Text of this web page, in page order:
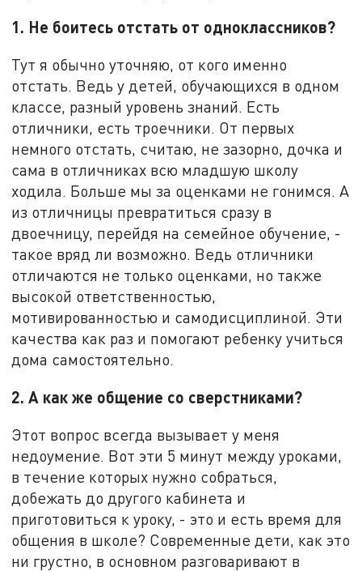
1. Не боитесь отстать от одноклассников?
Тут я обычно уточняю, от кого именно
отстать. Ведь у детей, обучающихся в одном
классе, разный уровень знаний. Есть
отличники, есть троечники. От первых
немного отстать, считаю, не зазорно, дочка и
сама в отличниках всю младшую школу
ходила. Больше мы за оценками не гонимся. А
из отличницы превратиться сразу в
двоечницу, перейдя на семейное обучение, -
такое вряд ли возможно. Ведь отличники
отличаются не только оценками, но также
высокой ответственностью,
мотивированностью и самодисциплиной. Эти
качества как раз и помогают ребенку учиться
дома самостоятельно.
2. А как же общение со сверстниками?
Этот вопрос всегда вызывает у меня
недоумение. Вот эти 5 минут между уроками,
в течение которых нужно собраться,
добежать до другого кабинета и
приготовиться к уроку, - это и есть время для
общения в школе? Современные дети, как это
ни грустно, в основном разговаривают в